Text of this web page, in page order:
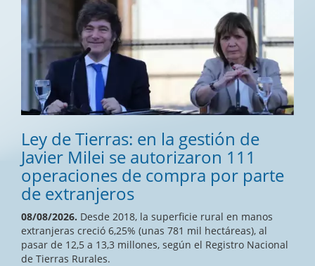
Ley de Tierras: en la gestión de
Javier Milei se autorizaron 111
operaciones de compra por parte
de extranjeros
08/08/2026. Desde 2018, la superficie rural en manos
extranjeras creció 6,25% (unas 781 mil hectáreas), al
pasar de 12,5 a 13,3 millones, según el Registro Nacional
de Tierras Rurales.